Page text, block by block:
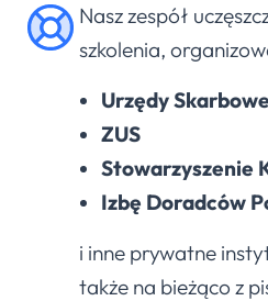
Nasz zespół
szkolenia,
Urzędy Skarbowe
ZUS
Stowarzyszenie
Izbę Doradców
i inne prywatne
także na bieżąco z